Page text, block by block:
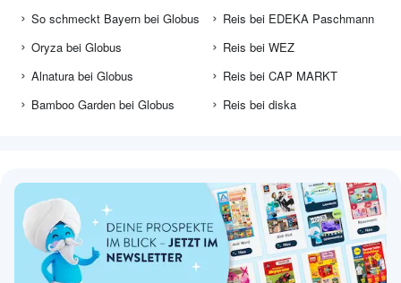
So schmeckt Bayern bei Globus
Oryza bei Globus
Alnatura bei Globus
Bamboo Garden bei Globus
Reis bei EDEKA Paschmann
Reis bei WEZ
Reis bei CAP MARKT
Reis bei diska